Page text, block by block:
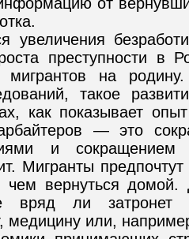
увеличения
преступности в
мигрантов на
такое
как показывает
— это
и сокращением
Мигранты
вернуться домой.
вряд ли затронет
медицину или,